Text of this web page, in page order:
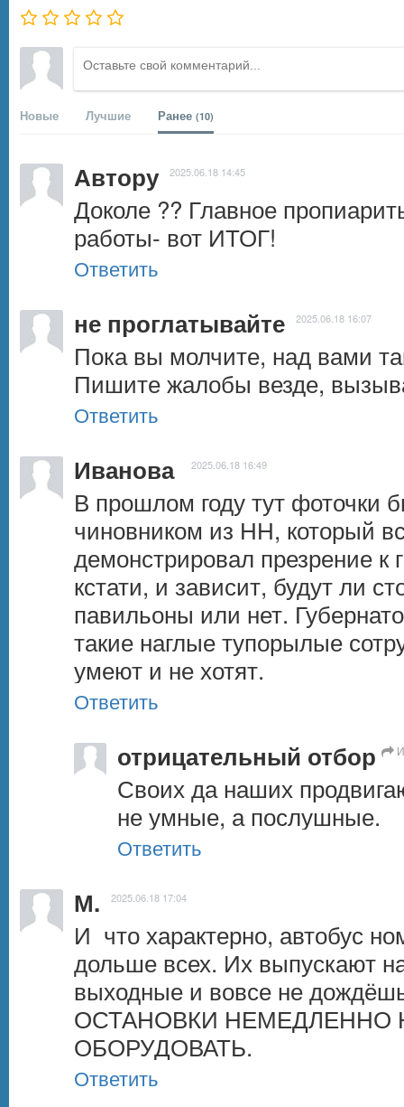
Новые Лучшие Ранее (10)
Автору 2025.06.18 14:45
Доколе ?? Главное
работы- вот ИТОГ!
Ответить
не проглатывайте 2025.06.18 16:07
Пока вы молчите, над вами
Пишите жалобы везде,
Ответить
Иванова 2025.06.18 16:49
В прошлом году тут
чиновником из НН, который
демонстрировал презрение
кстати, и зависит, будут ли
павильоны или нет.
такие наглые тупорылые
умеют и не хотят.
Ответить
отрицательный отбор
Своих да наших
не умные, а послушные.
Ответить
М. 2025.06.18 17:04
И  что характерно, автобус
дольше всех. Их выпускают
выходные и вовсе не
ОСТАНОВКИ НЕМЕДЛЕННО
ОБОРУДОВАТЬ.
Ответить